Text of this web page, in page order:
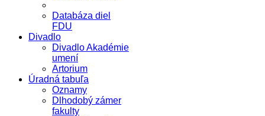
Databáza diel
FDU
Divadlo
Divadlo Akadémie
umení
Artorium
Úradná tabuľa
Oznamy
Dlhodobý zámer
fakulty